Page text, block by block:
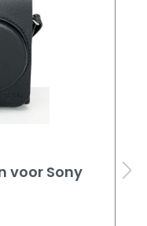
voor Sony